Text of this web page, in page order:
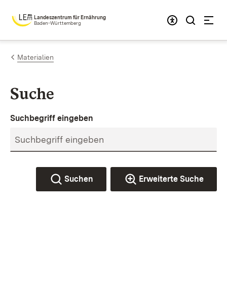
Zum Inhalt springen
Landeszentrum für Ernährung
Baden-Württemberg
Materialien
Suche
Suchbegriff eingeben
Suchen Erweiterte Suche